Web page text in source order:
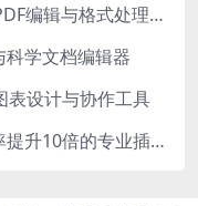
迅捷PDF编辑器 – 高效专业的PDF编辑与格式处理工具
学文档编辑器
表设计与协作工具
iSlide WPS版 – 让PPT设计效率提升10倍的专业插件